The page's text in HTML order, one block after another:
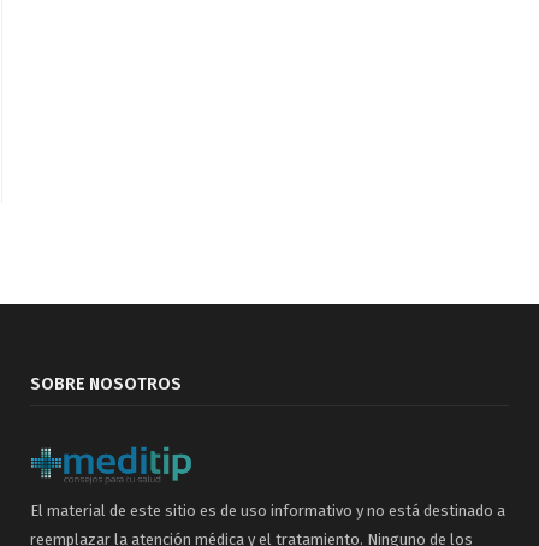
SOBRE NOSOTROS
El material de este sitio es de uso informativo y no está destinado a
reemplazar la atención médica y el tratamiento. Ninguno de los